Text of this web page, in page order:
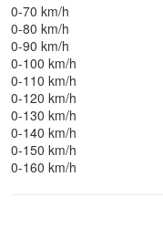
0-70 km/h
0-80 km/h
0-90 km/h
0-100 km/h
0-110 km/h
0-120 km/h
0-130 km/h
0-140 km/h
0-150 km/h
0-160 km/h